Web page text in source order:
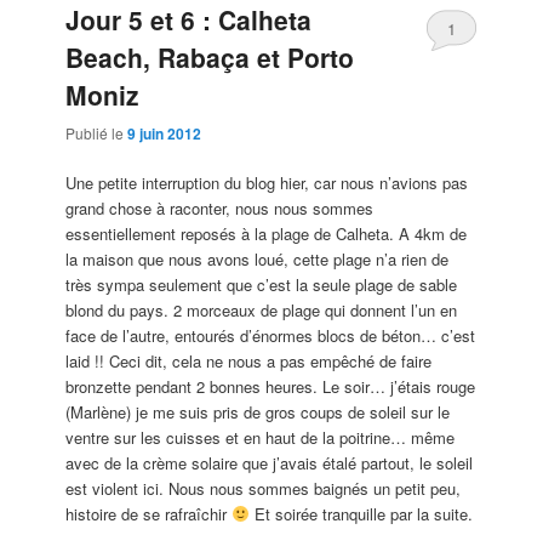
Jour 5 et 6 : Calheta
Beach, Rabaça et Porto
Moniz
Publié le9 juin 2012
1
Une petite interruption du blog hier, car nous n’avions pas
grand chose à raconter, nous nous sommes
essentiellement reposés à la plage de Calheta. A 4km de
la maison que nous avons loué, cette plage n’a rien de
très sympa seulement que c’est la seule plage de sable
blond du pays. 2 morceaux de plage qui donnent l’un en
face de l’autre, entourés d’énormes blocs de béton… c’est
laid !! Ceci dit, cela ne nous a pas empêché de faire
bronzette pendant 2 bonnes heures. Le soir… j’étais rouge
(Marlène) je me suis pris de gros coups de soleil sur le
ventre sur les cuisses et en haut de la poitrine… même
avec de la crème solaire que j’avais étalé partout, le soleil
est violent ici. Nous nous sommes baignés un petit peu,
histoire de se rafraîchir
Et soirée tranquille par la suite.